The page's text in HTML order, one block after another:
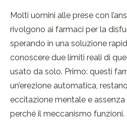
Molti uomini alle prese con
rivolgono ai farmaci per la
sperando in una soluzione
conoscere due limiti reali di
usato da solo. Primo: questi
un’erezione automatica,
eccitazione mentale e
perché il meccanismo funzioni.